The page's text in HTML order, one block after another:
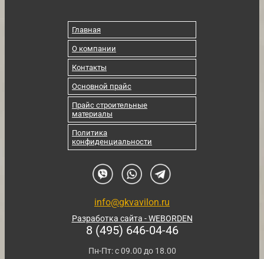
Главная
О компании
Контакты
Основной прайс
Прайс строительные
материалы
Политика
конфиденциальности
info@gkvavilon.ru
Разработка сайта - WEBORDEN
8 (495) 646-04-46
Пн-Пт: с 09.00 до 18.00